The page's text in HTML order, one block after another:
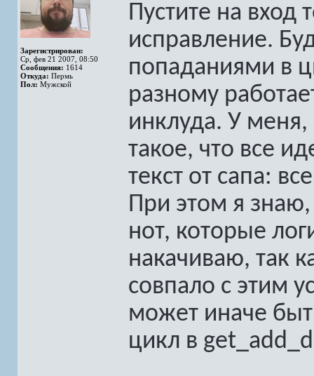
Зарегистрирован:
Ср, фев 21 2007, 08:50
Сообщения: 1614
Откуда: Пермь
Пол: Мужской
Пустите на вход
исправление.
попаданиями в
разному
инклуда. У меня,
такое, что все
текст от сапа:
При этом я знаю,
нот, которые
накачиваю, так
совпало с этим
может иначе
цикл в